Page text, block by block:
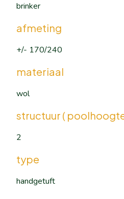
brinker
afmeting
+/- 170/240
materiaal
wol
structuur (
2
type
handgetuft